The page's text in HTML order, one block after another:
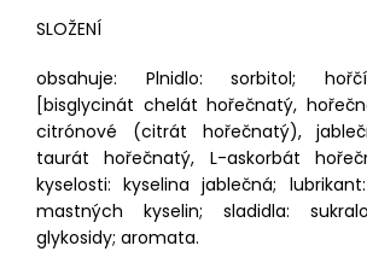
SLOŽENÍ
obsahuje: Plnidlo: sorbitol;
[bisglycinát chelát hořečnatý,
citrónové (citrát hořečnatý),
taurát hořečnatý, L-askorbát
kyselosti: kyselina jablečná;
mastných kyselin; sladidla:
glykosidy; aromata.